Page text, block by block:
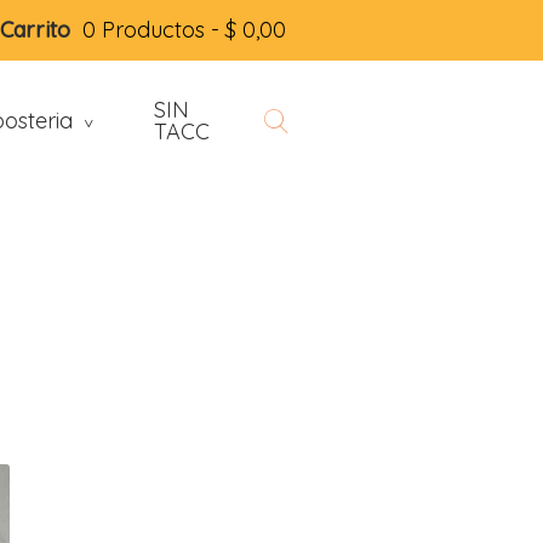
Carrito 0 Productos -$ 0,00
> SIN
TACC